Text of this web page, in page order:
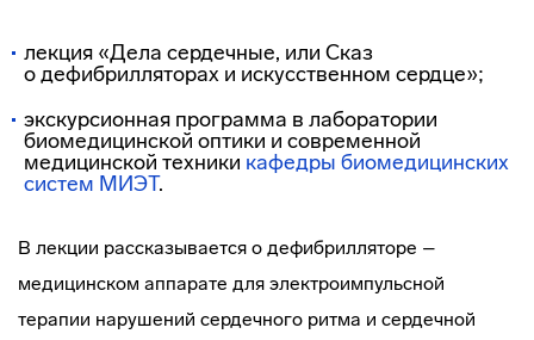
лекция «Дела сердечные, или Сказ
о дефибрилляторах и искусственном сердце»;
экскурсионная программа в лаборатории
биомедицинской оптики и современной
медицинской техники кафедры биомедицинских
систем МИЭТ.
В лекции рассказывается о дефибрилляторе –
медицинском аппарате для электроимпульсной
терапии нарушений сердечного ритма и сердечной